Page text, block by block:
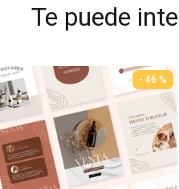
Te puede
- 46 %